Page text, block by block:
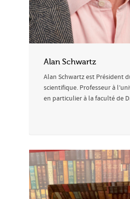
Alan Schwartz
Alan Schwartz est Président
scientifique. Professeur à
en particulier à la faculté de